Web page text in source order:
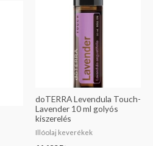
doTERRA Levendula Touch-
Lavender 10 ml golyós
kiszerelés
Illóolaj keverékek